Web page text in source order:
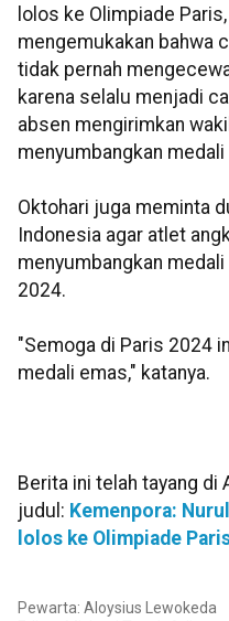
lolos ke Olimpiade
mengemukakan bahwa
tidak pernah
karena selalu menjadi
absen mengirimkan
menyumbangkan
Oktohari juga meminta
Indonesia agar atlet
menyumbangkan
2024.
"Semoga di Paris 2024
medali emas," katanya.
Berita ini telah tayang di
judul: Kemenpora:
lolos ke Olimpiade
Pewarta: Aloysius Lewokeda